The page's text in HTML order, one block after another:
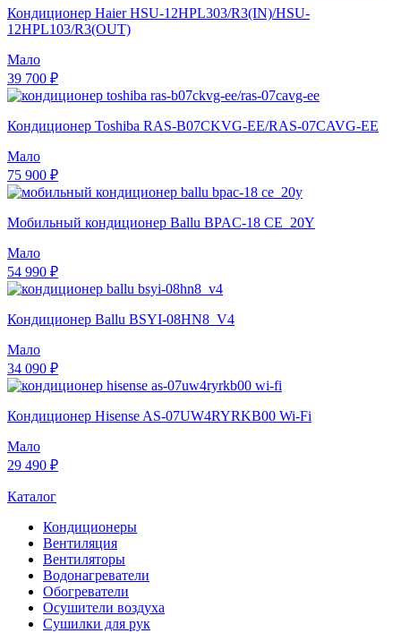
Кондиционер Haier HSU-12HPL303/R3(IN)/HSU-
12HPL103/R3(OUT)
Мало
39 700 ₽
Кондиционер Toshiba RAS-B07CKVG-EE/RAS-07CAVG-EE
Мало
75 900 ₽
Мобильный кондиционер Ballu BPAC-18 CE_20Y
Мало
54 990 ₽
Кондиционер Ballu BSYI-08HN8_V4
Мало
34 090 ₽
Кондиционер Hisense AS-07UW4RYRKB00 Wi-Fi
Мало
29 490 ₽
Каталог
Кондиционеры
Вентиляция
Вентиляторы
Водонагреватели
Обогреватели
Осушители воздуха
Сушилки для рук